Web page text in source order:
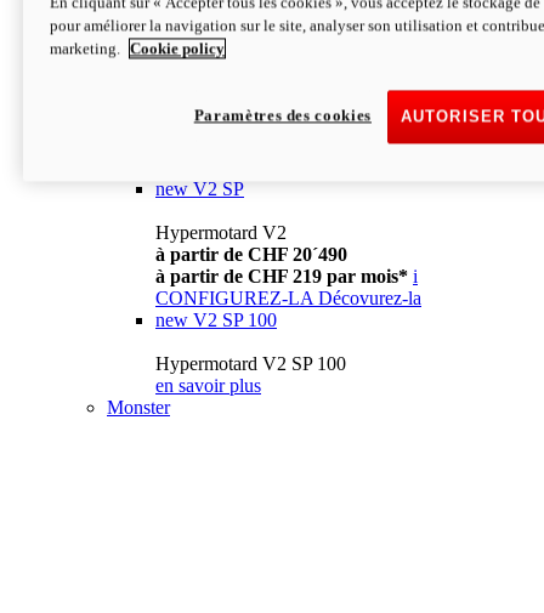
à partir de CHF 13´990 i
CONFIGUREZ-LA Décovurez-la
newV2
à partir de CHF 15´990
à partir de CHF 169 par mois* i
new V2 SP
Hypermotard V2
à partir de CHF 20´490
à partir de CHF 219 par mois* i
CONFIGUREZ-LA Décovurez-la
new V2 SP 100
Hypermotard V2 SP 100
en savoir plus
Monster
pour améliorer la navigation sur le site, analyser son utilisation et
marketing.
Cookie policy
AUTORISER
Paramètres des cookies